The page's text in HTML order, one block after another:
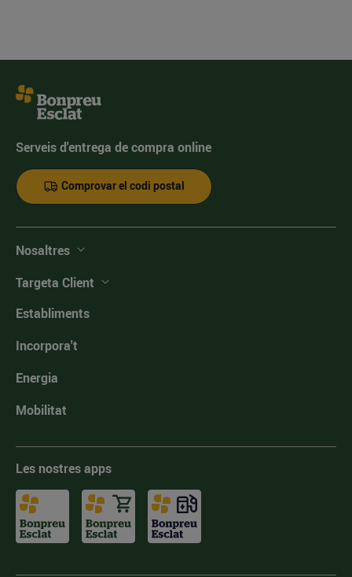
Serveis d'entrega de compra online
Comprovar el codi postal
Nosaltres
Targeta Client
Establiments
Incorpora't
Energia
Mobilitat
Les nostres apps